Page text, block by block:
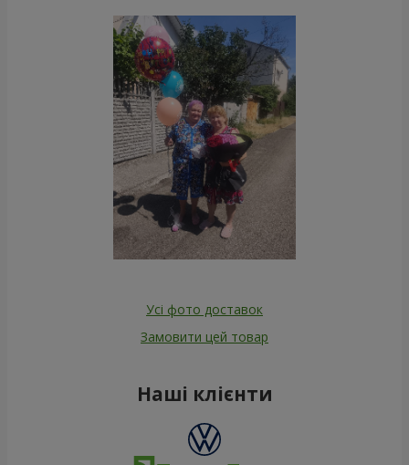
Усі фото доставок
Замовити цей товар
Наші клієнти